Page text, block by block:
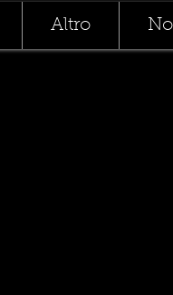
Altro